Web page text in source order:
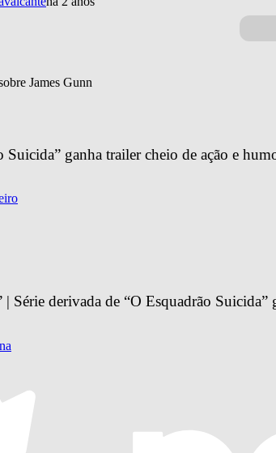
James Gunn
Suicida” ganha trailer cheio de ação e
| Série derivada de “O Esquadrão